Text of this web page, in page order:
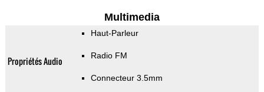
Multimedia
Propriétés Audio
Haut-Parleur
Radio FM
Connecteur 3.5mm